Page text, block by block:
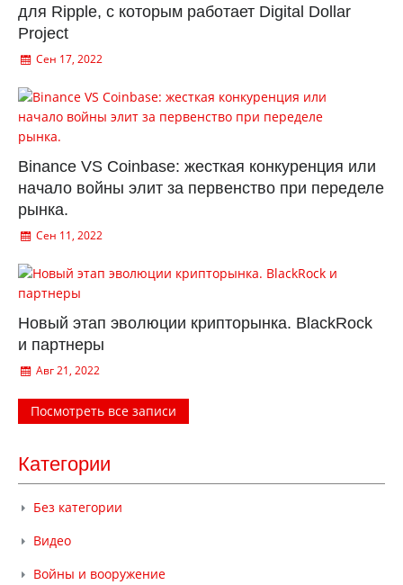
для Ripple, с которым работает Digital Dollar
Project
Сен 17, 2022
Binance VS Coinbase: жесткая конкуренция или
начало войны элит за первенство при переделе
рынка.
Сен 11, 2022
Новый этап эволюции крипторынка. BlackRock
и партнеры
Авг 21, 2022
Посмотреть все записи
Категории
Без категории
Видео
Войны и вооружение